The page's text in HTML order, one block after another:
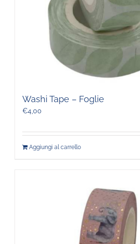
Washi Tape – Foglie
€4,00
Aggiungi al carrello